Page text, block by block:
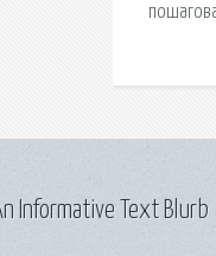
Informative Text Blurb